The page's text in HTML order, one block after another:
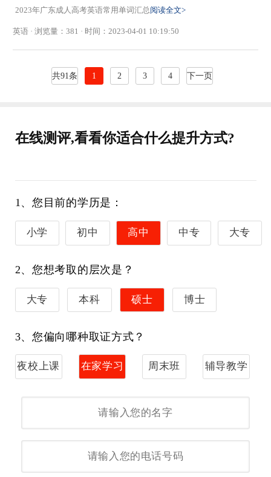
2023年广东成人高考英语常用单词汇总阅读全文>
英语 · 浏览量：381 · 时间：2023-04-01 10:19:50
共91条 1 2 3 4 下一页
在线测评,看看你适合什么提升方式?
1、您目前的学历是：
小学 初中 高中 中专 大专
2、您想考取的层次是？
大专 本科 硕士 博士
3、您偏向哪种取证方式？
夜校上课 在家学习 周末班 辅导教学